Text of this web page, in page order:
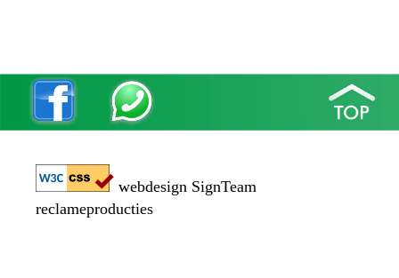
webdesign SignTeam
reclameproducties